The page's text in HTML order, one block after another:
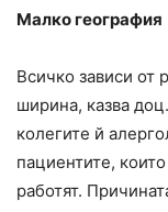
Малко география
Всичко зависи от
ширина, казва
колегите й
пациентите,
работят.